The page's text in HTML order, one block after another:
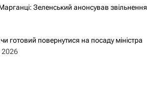
Марганці: Зеленський анонсував звільнення
готовий повернутися на посаду міністра
2026